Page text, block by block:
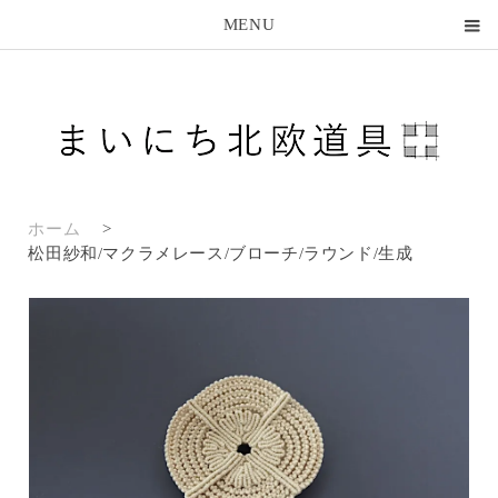
MENU
ホーム
>
松田紗和/マクラメレース/ブローチ/ラウンド/生成